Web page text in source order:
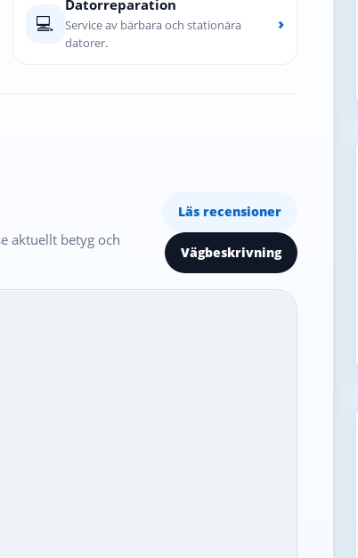
💻
Datorreparation
Service av bärbara och stationära
datorer.
›
aktuellt betyg och
Läs recensioner
Vägbeskrivning